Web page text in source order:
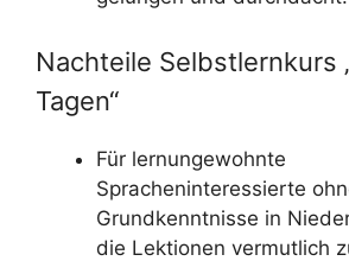
Nachteile Selbstlernkurs
Tagen“
Für lernungewohnte
Spracheninteressierte
Grundkenntnisse in
die Lektionen vermutlich